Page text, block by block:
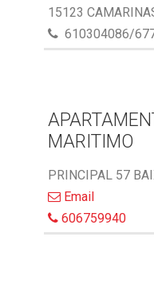
15123
610304086/
MARITIMO
PRINCIPAL 57
Email
606759940